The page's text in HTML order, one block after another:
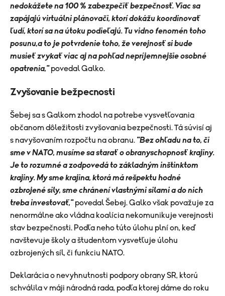
nedokážete na 100 % zabezpečiť bezpečnosť. Viac sa
zapájajú virtuálni plánovači, ktorí dokážu koordinovať
ľudí, ktorí sa na útoku podieľajú. Tu vidno fenomén toho
posunu,a to je potvrdenie toho, že verejnosť si bude
musieť zvykať viac aj na pohľad nepríjemnejšie osobné
opatrenia,"povedal Galko.
Zvyšovanie bežpecnosti
Šebej sa s Galkom zhodol na potrebe vysvetľovania
občanom dôležitosti zvyšovania bezpečnosti. Tá súvisí aj
s navyšovaním rozpočtu na obranu. "Bez ohľadu na to, či
sme v NATO, musíme sa starať o obranyschopnosť krajiny.
Je to rozumné a zodpovedá to základným inštinktom
krajiny. My sme krajina, ktorá má rešpektu hodné
ozbrojené sily, sme chránení vlastnými silami a do nich
treba investovať,"povedal Šebej. Galko však považuje za
nenormálne ako vládna koalícia nekomunikuje verejnosti
stav bezpečnosti. Podľa neho túto úlohu plní on, keď
navštevuje školy a študentom vysvetľuje úlohu
ozbrojených síl, či funkciu NATO.
Deklarácia o nevyhnutnosti podpory obrany SR, ktorú
schválila v máji národná rada, podľa ktorej dáme do roku